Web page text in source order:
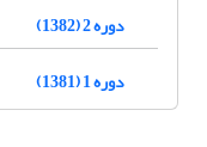
دوره 2 (1382)
دوره 1 (1381)